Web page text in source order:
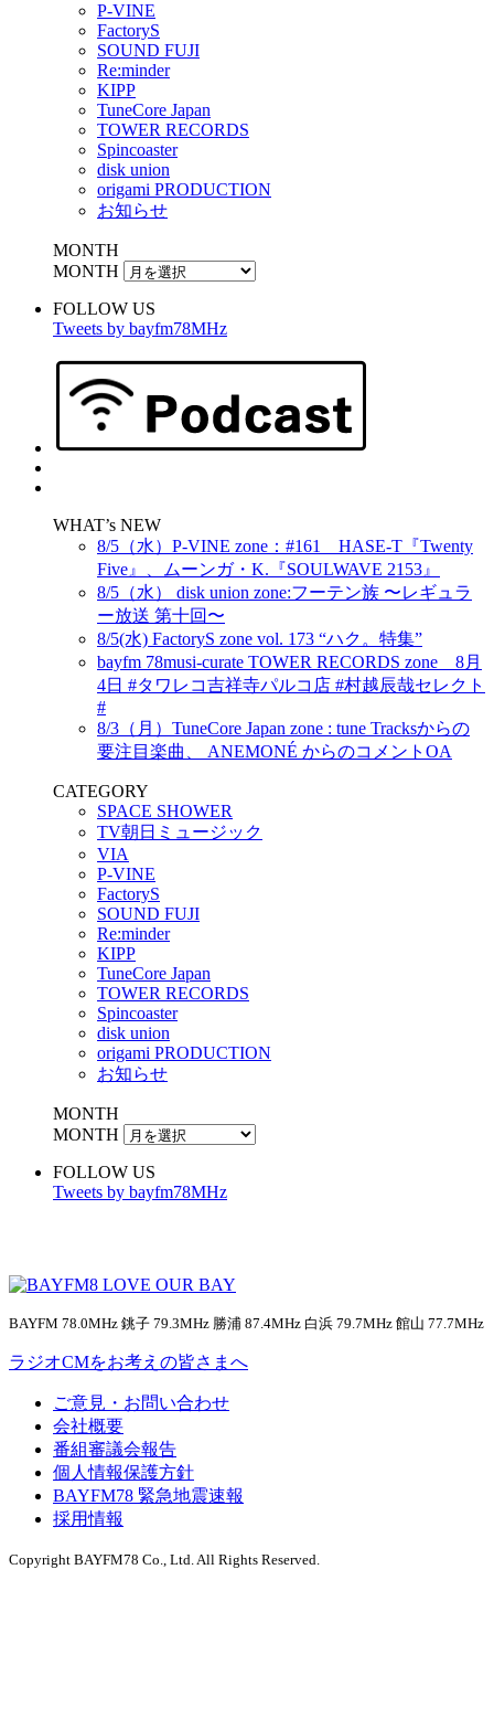
P-VINE
FactoryS
SOUND FUJI
Re:minder
KIPP
TuneCore Japan
TOWER RECORDS
Spincoaster
disk union
origami PRODUCTION
お知らせ
MONTH
MONTH
FOLLOW US
Tweets by bayfm78MHz
WHAT’s NEW
8/5（水）P-VINE zone：#161 HASE-T『Twenty
Five』、ムーンガ・K.『SOULWAVE 2153』
8/5（水） disk union zone:フーテン族 〜レギュラ
ー放送 第十回〜
8/5(水) FactoryS zone vol. 173 “ハク。特集”
bayfm 78musi-curate TOWER RECORDS zone 8月
4日 #タワレコ吉祥寺パルコ店 #村越辰哉セレクト
#
8/3（月）TuneCore Japan zone : tune Tracksからの
要注目楽曲、 ANEMONÉ からのコメントOA
CATEGORY
SPACE SHOWER
TV朝日ミュージック
VIA
P-VINE
FactoryS
SOUND FUJI
Re:minder
KIPP
TuneCore Japan
TOWER RECORDS
Spincoaster
disk union
origami PRODUCTION
お知らせ
MONTH
MONTH
FOLLOW US
Tweets by bayfm78MHz
BAYFM 78.0MHz 銚子 79.3MHz 勝浦 87.4MHz 白浜 79.7MHz 館山 77.7MHz
ラジオCMをお考えの皆さまへ
ご意見・お問い合わせ
会社概要
番組審議会報告
個人情報保護方針
BAYFM78 緊急地震速報
採用情報
Copyright BAYFM78 Co., Ltd. All Rights Reserved.